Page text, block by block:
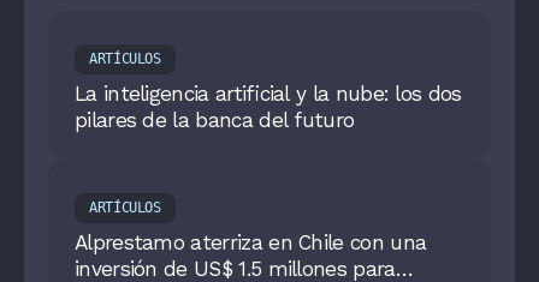
ARTÍCULOS
La inteligencia artificial y la nube: los dos
pilares de la banca del futuro
ARTÍCULOS
Alprestamo aterriza en Chile con una
inversión de US$ 1.5 millones para